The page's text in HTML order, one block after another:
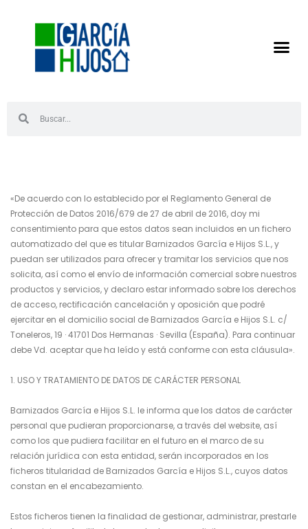
«De acuerdo con lo establecido por el Reglamento General de
Protección de Datos 2016/679 de 27 de abril de 2016, doy mi
consentimiento para que estos datos sean incluidos en un fichero
automatizado del que es titular Barnizados García e Hijos S.L., y
puedan ser utilizados para ofrecer y tramitar los servicios que nos
solicita, así como el envío de información comercial sobre nuestros
productos y servicios, y declaro estar informado sobre los derechos
de acceso, rectificación cancelación y oposición que podré
ejercitar en el domicilio social de Barnizados García e Hijos S.L. c/
Toneleros, 19 · 41701 Dos Hermanas · Sevilla (España). Para continuar
debe Vd. aceptar que ha leído y está conforme con esta cláusula».
1. USO Y TRATAMIENTO DE DATOS DE CARÁCTER PERSONAL
Barnizados García e Hijos S.L. le informa que los datos de carácter
personal que pudieran proporcionarse, a través del website, así
como los que pudiera facilitar en el futuro en el marco de su
relación jurídica con esta entidad, serán incorporados en los
ficheros titularidad de Barnizados García e Hijos S.L., cuyos datos
constan en el encabezamiento.
Estos ficheros tienen la finalidad de gestionar, administrar, prestarle